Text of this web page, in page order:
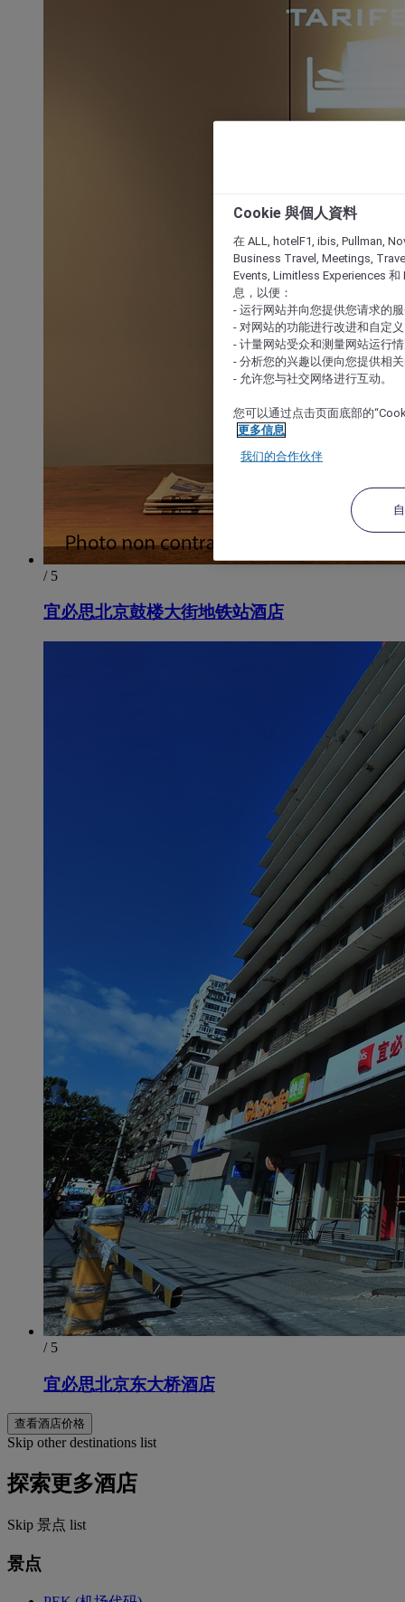
/ 5
宜必思北京鼓楼大街地铁站酒店
/ 5
宜必思北京东大桥酒店
查看酒店价格
Skip other destinations list
探索更多酒店
Skip 景点 list
景点
Cookie 與個人資料
在 ALL, hotelF1, ibis, Pullman,
Business Travel, Meetings,
Events, Limitless Experiences 和
息，以便：
- 运行网站并向您提供您请求的
- 对网站的功能进行改进和自定义
- 计量网站受众和测量网站运行
- 分析您的兴趣以便向您提供相
- 允许您与社交网络进行互动。
您可以通过点击页面底部的
更多信息
我们的合作伙伴